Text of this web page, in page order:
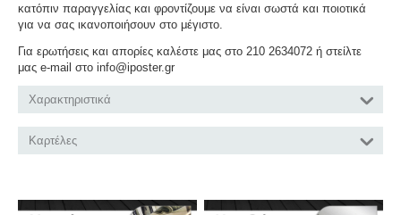
κατόπιν παραγγελίας και φροντίζουμε να είναι σωστά και ποιοτικά
για να σας ικανοποιήσουν στο μέγιστο.
Για ερωτήσεις και απορίες καλέστε μας στο 210 2634072 ή στείλτε
μας e-mail στο info@iposter.gr
Χαρακτηριστικά
Καρτέλες